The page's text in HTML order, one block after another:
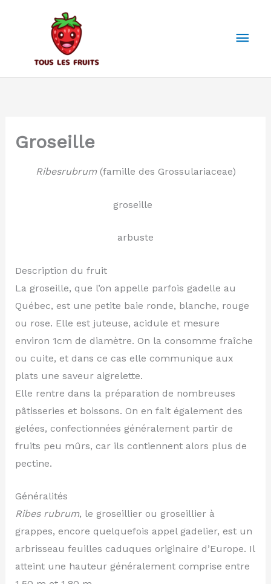
Groseille
Ribesrubrum(famille des Grossulariaceae)
groseille
arbuste
Description du fruit
La groseille, que l’on appelle parfois gadelle au
Québec, est une petite baie ronde, blanche, rouge
ou rose. Elle est juteuse, acidule et mesure
environ 1cm de diamètre. On la consomme fraîche
ou cuite, et dans ce cas elle communique aux
plats une saveur aigrelette.
Elle rentre dans la préparation de nombreuses
pâtisseries et boissons. On en fait également des
gelées, confectionnées généralement partir de
fruits peu mûrs, car ils contiennent alors plus de
pectine.
Généralités
Ribes rubrum, le groseillier ou groseillier à
grappes, encore quelquefois appel gadelier, est un
arbrisseau feuilles caduques originaire d’Europe. Il
atteint une hauteur généralement comprise entre